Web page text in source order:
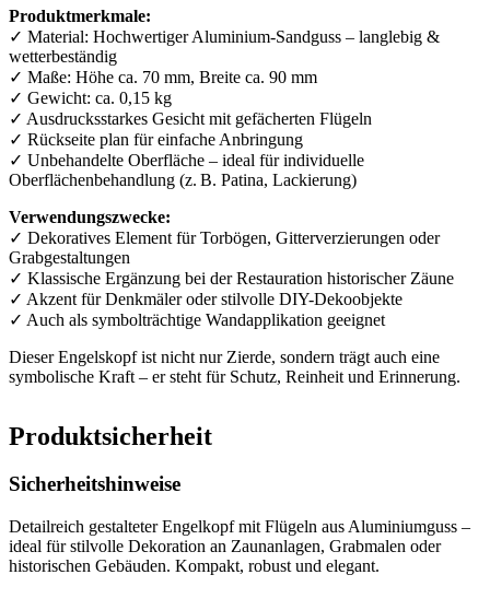
Produktmerkmale:
✓ Material: Hochwertiger Aluminium-Sandguss – langlebig &
wetterbeständig
✓ Maße: Höhe ca. 70 mm, Breite ca. 90 mm
✓ Gewicht: ca. 0,15 kg
✓ Ausdrucksstarkes Gesicht mit gefächerten Flügeln
✓ Rückseite plan für einfache Anbringung
✓ Unbehandelte Oberfläche – ideal für individuelle
Oberflächenbehandlung (z. B. Patina, Lackierung)
Verwendungszwecke:
✓ Dekoratives Element für Torbögen, Gitterverzierungen oder
Grabgestaltungen
✓ Klassische Ergänzung bei der Restauration historischer Zäune
✓ Akzent für Denkmäler oder stilvolle DIY-Dekoobjekte
✓ Auch als symbolträchtige Wandapplikation geeignet
Dieser Engelskopf ist nicht nur Zierde, sondern trägt auch eine
symbolische Kraft – er steht für Schutz, Reinheit und Erinnerung.
Produktsicherheit
Sicherheitshinweise
Detailreich gestalteter Engelkopf mit Flügeln aus Aluminiumguss –
ideal für stilvolle Dekoration an Zaunanlagen, Grabmalen oder
historischen Gebäuden. Kompakt, robust und elegant.